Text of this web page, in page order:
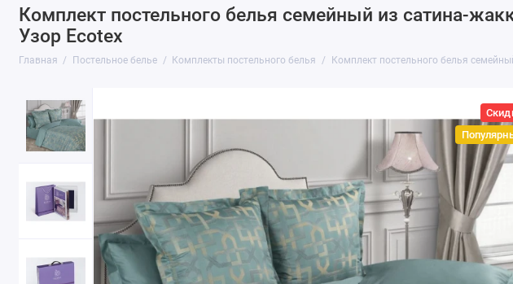
Комплект постельного белья семейный из сатина-
Узор Ecotex
Главная Постельное белье Комплекты постельного белья Комплект постельного белья